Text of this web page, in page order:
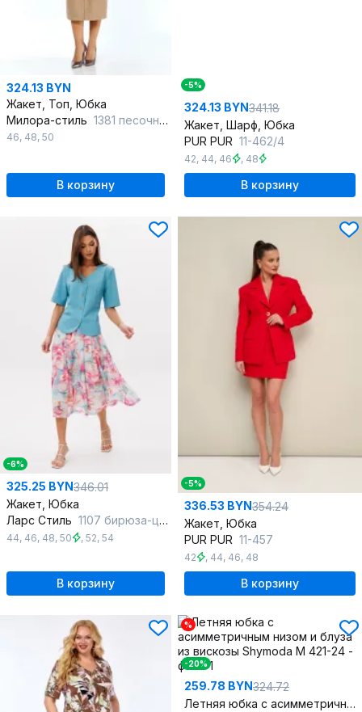
324.13 BYN
Жакет, Топ, Юбка
Милора-стиль 1381 песочный
46, 48, 50
В корзину
-5%
324.13 BYN341.18
Жакет, Шарф, Юбка
PUR PUR 11-462/4
42, 44, 46 , 48
В корзину
-6%
325.25 BYN346.01
Жакет, Юбка
Ларс Стиль 1107 бирюза-цветочный_принт
44, 46, 48, 50 , 52, 54
В корзину
-5%
336.53 BYN354.24
Жакет, Юбка
PUR PUR 11-457
42 , 44, 46, 48
В корзину
%
-20%
259.78 BYN324.72
Летняя юбка с асимметричным низом и блуза из вискозы